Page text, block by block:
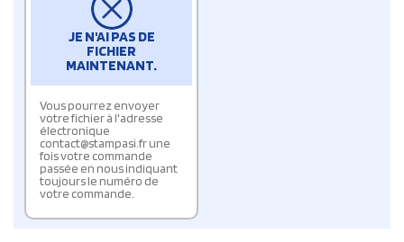
JE N'AI PAS DE
FICHIER
MAINTENANT.
Vous pourrez envoyer
votre fichier à l'adresse
électronique
contact@stampasi.fr une
fois votre commande
passée en nous indiquant
toujours le numéro de
votre commande.